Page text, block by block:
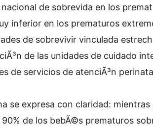
de sobrevida en los
inferior en los prematuros
de sobrevivir vinculada
de las unidades de cuidado
de servicios de atenciÃ³n
se expresa con claridad: mientras
90% de los bebÃ©s prematuros